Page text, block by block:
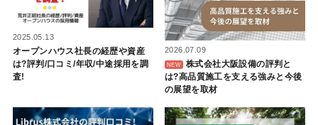
2025.05.13
オープンハウス社長の経歴や資産
は?評判/口コミ/年収/中途採用を調
査!
2026.07.09
株式会社大阪設備の評判と
は?高品質施工を支える強みと今後
の展望を取材